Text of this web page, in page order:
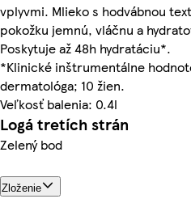
vplyvmi. Mlieko s hodvábnou
pokožku jemnú, vláčnu a
Poskytuje až 48h hydratáciu*.
*Klinické inštrumentálne
dermatológa; 10 žien.
Veľkosť balenia: 0.4l
Logá tretích strán
Zelený bod
Zloženie